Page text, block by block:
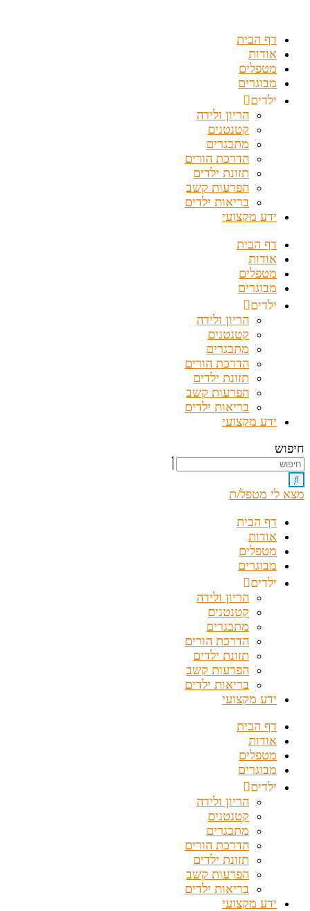
דף הבית
אודות
מטפלים
מבוגרים
ילדים
הריון ולידה
קטנטנים
מתבגרים
הדרכת הורים
תזונת ילדים
הפרעות קשב
בריאות ילדים
ידע מקצועי
דף הבית
אודות
מטפלים
מבוגרים
ילדים
הריון ולידה
קטנטנים
מתבגרים
הדרכת הורים
תזונת ילדים
הפרעות קשב
בריאות ילדים
ידע מקצועי
חיפוש
מצא לי מטפל/ת
דף הבית
אודות
מטפלים
מבוגרים
ילדים
הריון ולידה
קטנטנים
מתבגרים
הדרכת הורים
תזונת ילדים
הפרעות קשב
בריאות ילדים
ידע מקצועי
דף הבית
אודות
מטפלים
מבוגרים
ילדים
הריון ולידה
קטנטנים
מתבגרים
הדרכת הורים
תזונת ילדים
הפרעות קשב
בריאות ילדים
ידע מקצועי